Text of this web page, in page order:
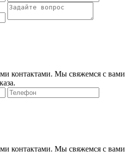
контактами. Мы свяжемся с вами
контактами. Мы свяжемся с вами